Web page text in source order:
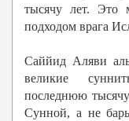
тысячу лет. Это
подходом врага
Саййид Аляви
великие
последнюю
Сунной, а не